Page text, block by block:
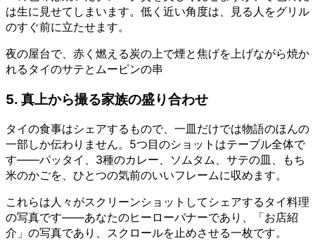
は生に見せてしまいます。低く近い角度は、見る人をグリル
のすぐ前に立たせます。
夜の屋台で、赤く燃える炭の上で煙と焦げを上げながら焼か
れるタイのサテとムーピンの串
5. 真上から撮る家族の盛り合わせ
タイの食事はシェアするもので、一皿だけでは物語のほんの
一部しか伝わりません。5つ目のショットはテーブル全体で
す——パッタイ、3種のカレー、ソムタム、サテの皿、もち
米のかごを、ひとつの気前のいいフレームに収めます。
これらは人々がスクリーンショットしてシェアするタイ料理
の写真です——あなたのヒーローバナーであり、「お店紹
介」の写真であり、スクロールを止めさせる一枚です。